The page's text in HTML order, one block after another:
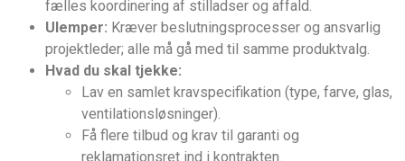
fælles koordinering af stilladser og affald.
Ulemper: Kræver beslutningsprocesser og ansvarlig
projektleder; alle må gå med til samme produktvalg.
Hvad du skal tjekke:
Lav en samlet kravspecifikation (type, farve, glas,
ventilationsløsninger).
Få flere tilbud og krav til garanti og
reklamationsret ind i kontrakten.